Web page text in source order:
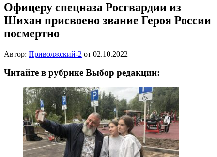
Офицеру спецназа Росгвардии из
Шихан присвоено звание Героя России
посмертно
Автор: Приволжский-2 от 02.10.2022
Читайте в рубрике Выбор редакции: